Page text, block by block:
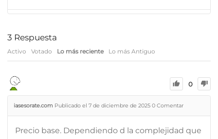
3 Respuesta
Activo Votado Lo más reciente Lo más Antiguo
0
iasesorate.com Publicado el 7 de diciembre de 2025 0 Comentar
Precio base. Dependiendo d la complejidad que